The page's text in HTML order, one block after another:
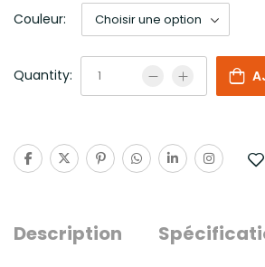
Couleur:
Quantity:
Description